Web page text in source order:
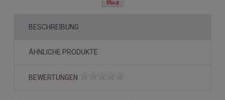
BESCHREIBUNG
ÄHNLICHE PRODUKTE
BEWERTUNGEN